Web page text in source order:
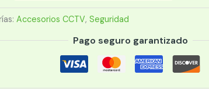
Accesorios CCTV, Seguridad
Pago seguro garantizado